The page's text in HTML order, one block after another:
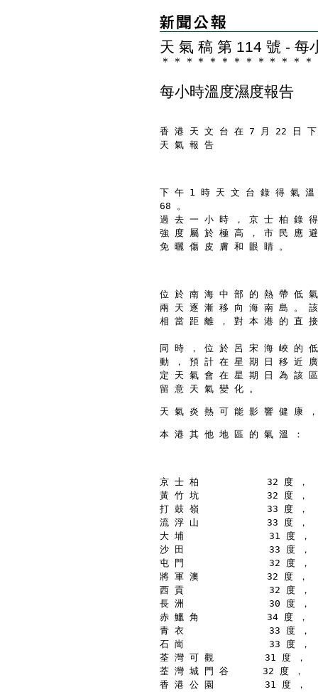
天 氣 稿 第 114 號 - 每
＊ ＊ ＊ ＊ ＊ ＊ ＊ ＊ ＊ ＊ ＊ ＊ ＊
每小時溫度濕度報告
香 港 天 文 台 在 7 月 22 日
天 氣 報 告
下 午 1 時 天 文 台 錄 得 氣
68 。
過 去 一 小 時 ， 京 士 柏 錄
強 度 屬 於 極 高 ， 市 民 應
免 曬 傷 皮 膚 和 眼 睛 。
位 於 南 海 中 部 的 熱 帶 低
兩 天 逐 漸 移 向 海 南 島 。
相 當 距 離 ， 對 本 港 的 直
同 時 ， 位 於 呂 宋 海 峽 的
動 ， 預 計 在 星 期 日 移 近
定 天 氣 會 在 星 期 日 為 該
留 意 天 氣 變 化 。
天 氣 炎 熱 可 能 影 響 健 康
本 港 其 他 地 區 的 氣 溫 ：
京 士 柏            32 度 ，
黃 竹 坑            32 度 ，
打 鼓 嶺            33 度 ，
流 浮 山            33 度 ，
大 埔               31 度 ，
沙 田               33 度 ，
屯 門               32 度 ，
將 軍 澳            32 度 ，
西 貢               32 度 ，
長 洲               30 度 ，
赤 鱲 角            34 度 ，
青 衣               33 度 ，
石 崗               33 度 ，
荃 灣 可 觀         31 度 ，
荃 灣 城 門 谷      32 度 ，
香 港 公 園         31 度 ，